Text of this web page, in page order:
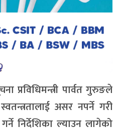
प्रविधिमन्त्री पार्वत गुरुङले
असर नपर्ने गरी
निर्देशिका ल्याउन लागेको